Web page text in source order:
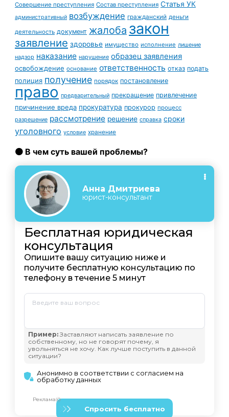
Совершение преступления Состав преступления Статья УК
административный возбуждение гражданский деньги
деятельность документ жалоба закон
заявление здоровье имущество исполнение лишение
надзор наказание нарушение образец заявления
освобождение основание ответственность отказ подать
полиция получение порядок постановление
право предварительный прекращение привлечение
причинение вреда прокуратура прокурор процесс
разрешение рассмотрение решение справка сроки
уголовного условие хранение
🟠 В чем суть вашей проблемы?